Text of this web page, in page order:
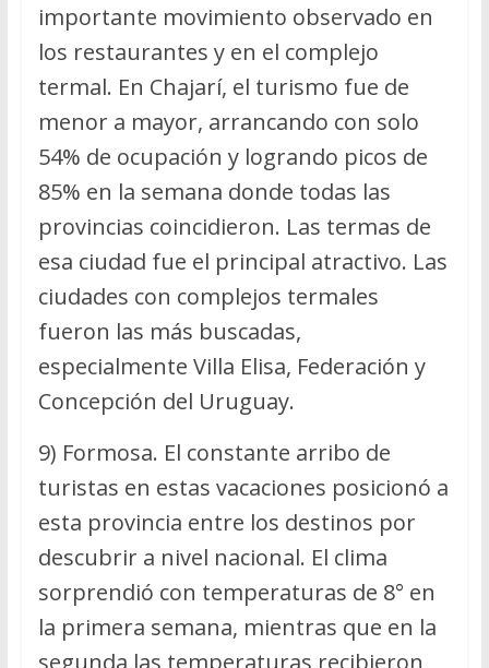
importante movimiento observado en
los restaurantes y en el complejo
termal. En Chajarí, el turismo fue de
menor a mayor, arrancando con solo
54% de ocupación y logrando picos de
85% en la semana donde todas las
provincias coincidieron. Las termas de
esa ciudad fue el principal atractivo. Las
ciudades con complejos termales
fueron las más buscadas,
especialmente Villa Elisa, Federación y
Concepción del Uruguay.
9) Formosa. El constante arribo de
turistas en estas vacaciones posicionó a
esta provincia entre los destinos por
descubrir a nivel nacional. El clima
sorprendió con temperaturas de 8° en
la primera semana, mientras que en la
segunda las temperaturas recibieron